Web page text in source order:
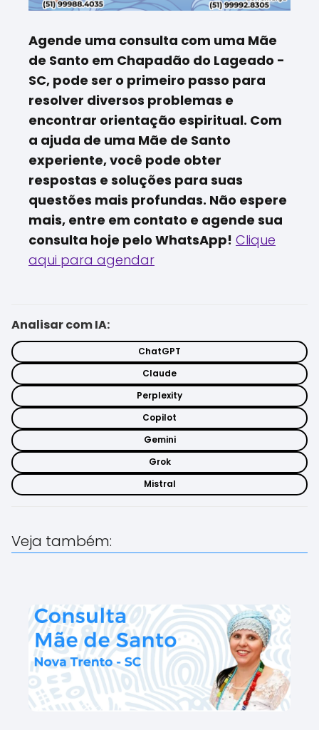
Agende uma consulta com uma Mãe
de Santo em Chapadão do Lageado -
SC, pode ser o primeiro passo para
resolver diversos problemas e
encontrar orientação espiritual. Com
a ajuda de uma Mãe de Santo
experiente, você pode obter
respostas e soluções para suas
questões mais profundas. Não espere
mais, entre em contato e agende sua
consulta hoje pelo WhatsApp! Clique
aqui para agendar
Analisar com IA:
ChatGPT
Claude
Perplexity
Copilot
Gemini
Grok
Mistral
Veja também: